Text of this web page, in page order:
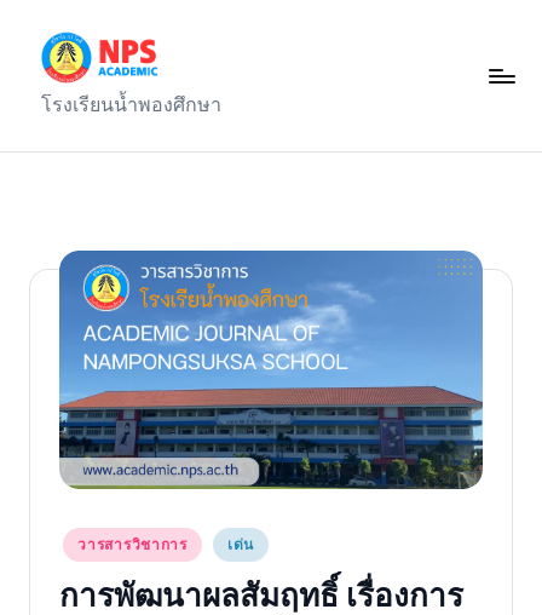
ก
ลุ่
ริ
โรงเรียนน้ำพองศึกษา
Posted
วารสารวิชาการ เด่น
การพัฒนาผลสัมฤทธิ์ เรื่องการ